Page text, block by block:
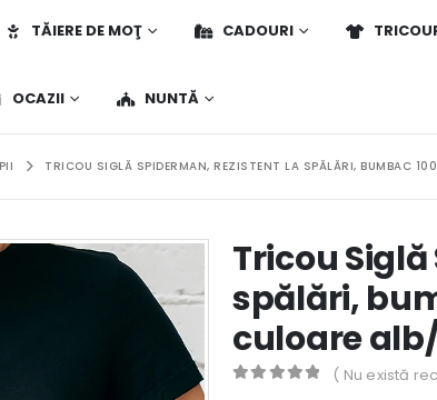
TĂIERE DE MOŢ CADOURI
OCAZII NUNTĂ
TRICOU SIGLĂ SPIDERMAN, REZISTENT LA SPĂLĂRI, BUMBAC
Tricou
spălări,
culoare
( Nu există